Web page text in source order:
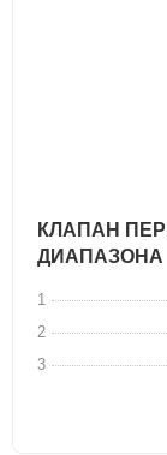
КЛАПАН
ДИАПАЗОНА
1
2
3